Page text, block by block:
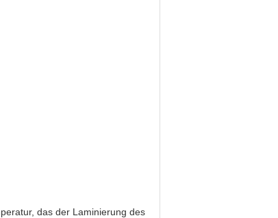
das der Laminierung des